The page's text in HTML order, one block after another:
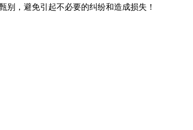
别，避免引起不必要的纠纷和造成损失！